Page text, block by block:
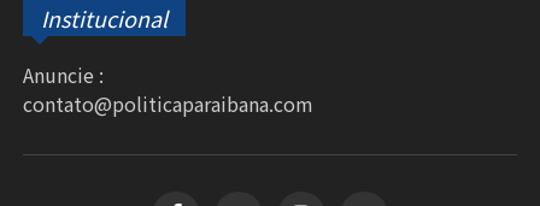
Institucional
Anuncie :
contato@politicaparaibana.com